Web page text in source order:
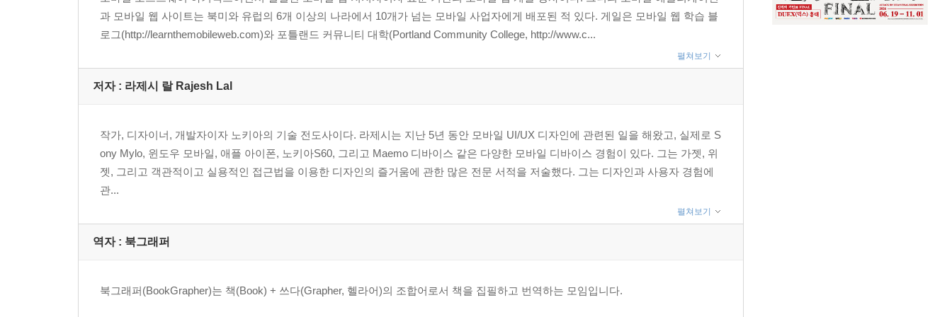
Nginx
데스크톱에서 모바일 웹 브라우저
실제 모바일 디바이스
파일 비교
소스 코드 관리
3장 모바일 마크업 언어
모바일 마크업 언어 선택하기
HTML 5
과 모바일 웹 사이트는 북미와 유럽의 6개 이상의 나라에서 10개가 넘는 모바일 사업자에게 배포된 적 있다. 게일은 모바일 웹 학습 블
로그(http://learnthemobileweb.com)와 포틀랜드 커뮤니티 대학(Portland Community College, http://www.c...
펼쳐보기
저자 : 라제시 랄 Rajesh Lal
작가, 디자이너, 개발자이자 노키아의 기술 전도사이다. 라제시는 지난 5년 동안 모바일 UI/UX 디자인에 관련된 일을 해왔고, 실제로 S
ony Mylo, 윈도우 모바일, 애플 아이폰, 노키아S60, 그리고 Maemo 디바이스 같은 다양한 모바일 디바이스 경험이 있다. 그는 가젯, 위
젯, 그리고 객관적이고 실용적인 접근법을 이용한 디자인의 즐거움에 관한 많은 전문 서적을 저술했다. 그는 디자인과 사용자 경험에
관...
펼쳐보기
역자 : 북그래퍼
북그래퍼(BookGrapher)는 책(Book) + 쓰다(Grapher, 헬라어)의 조합어로서 책을 집필하고 번역하는 모임입니다.